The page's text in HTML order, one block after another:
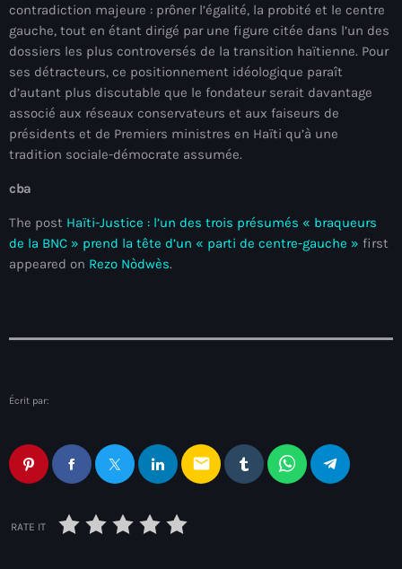
novembre 2024
octobre 2024
septembre 2024
août 2024
juillet 2024
juin 2024
mai 2024
#freecarel
#HPK
#KPK
contradiction majeure : prôner l’égalité, la probité et le centre
gauche, tout en étant dirigé par une figure citée dans l’un des
dossiers les plus controversés de la transition haïtienne. Pour
ses détracteurs, ce positionnement idéologique paraît
d’autant plus discutable que le fondateur serait davantage
associé aux réseaux conservateurs et aux faiseurs de
présidents et de Premiers ministres en Haïti qu’à une
tradition sociale-démocrate assumée.
cba
The post Haïti-Justice : l’un des trois présumés « braqueurs
de la BNC » prend la tête d’un « parti de centre-gauche » first
appeared on Rezo Nòdwès.
Écrit par:
email
RATE IT